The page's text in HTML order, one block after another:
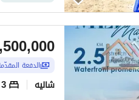
الدفعة
شاليه 3